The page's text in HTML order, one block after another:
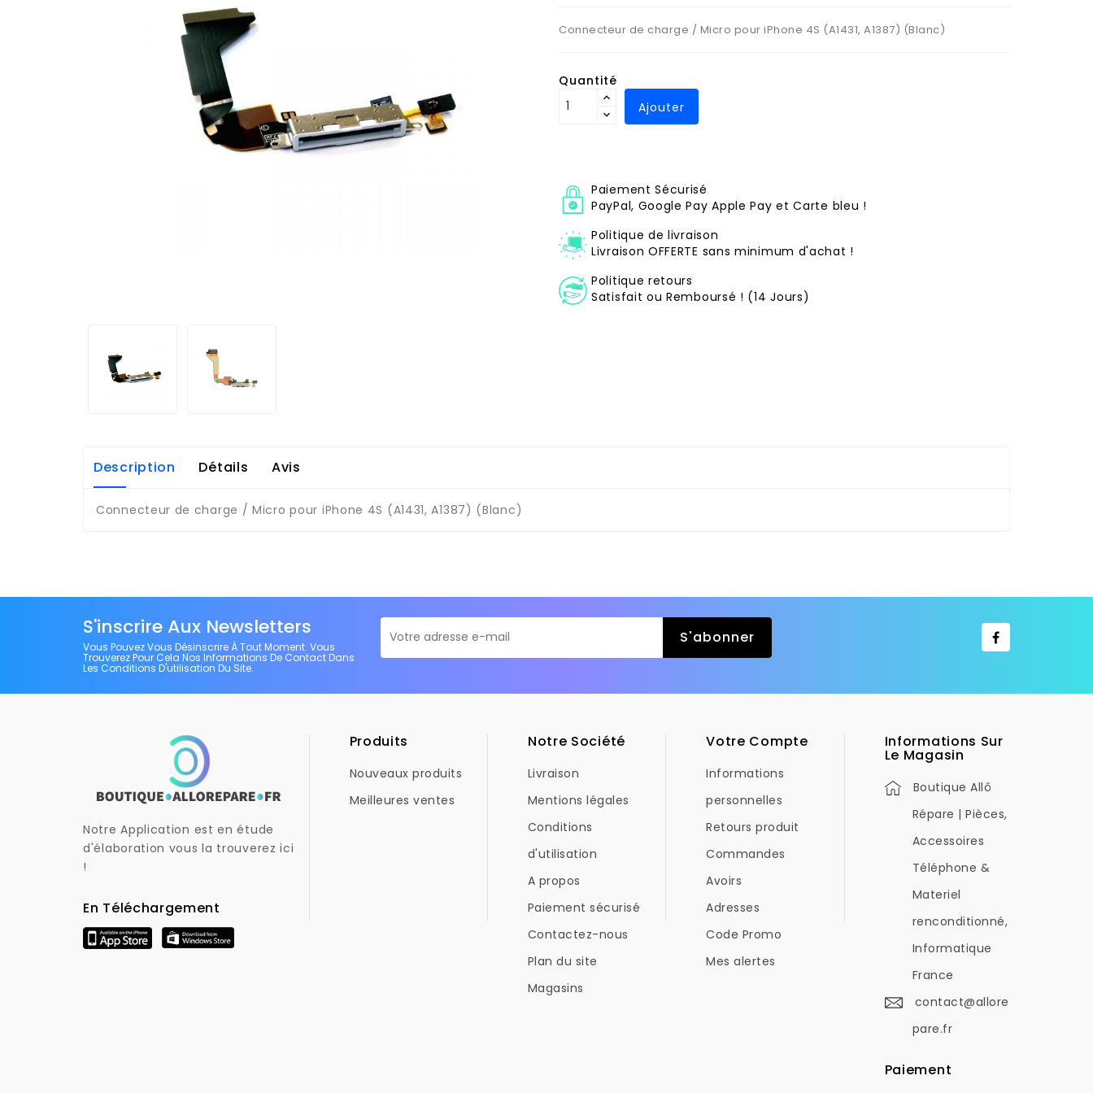
Connecteur de charge / Micro pour iPhone 4S (A1431, A1387) (Blanc)
Quantité
Ajouter
Paiement Sécurisé
PayPal, Google Pay Apple Pay et Carte bleu !
Politique de livraison
Livraison OFFERTE sans minimum d'achat !
Politique retours
Satisfait ou Remboursé ! (14 Jours)
Description Détails Avis
Connecteur de charge / Micro pour iPhone 4S (A1431, A1387) (Blanc)
S'inscrire Aux Newsletters
Vous Pouvez Vous Désinscrire À Tout Moment. Vous
Trouverez Pour Cela Nos Informations De Contact Dans
Les Conditions D'utilisation Du Site.
Notre Application est en étude
d'élaboration vous la trouverez ici
!
En Téléchargement
Produits
Nouveaux produits
Meilleures ventes
Notre Société
Livraison
Mentions légales
Conditions
d'utilisation
A propos
Paiement sécurisé
Contactez-nous
Plan du site
Magasins
Votre Compte
Informations
personnelles
Retours produit
Commandes
Avoirs
Adresses
Code Promo
Mes alertes
Informations Sur
Le Magasin
Boutique Allô
Répare | Pièces,
Accessoires
Téléphone &
Materiel
renconditionné,
Informatique
France
contact@allore
pare.fr
Paiement